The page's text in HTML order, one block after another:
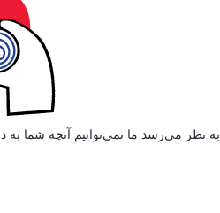
به نظر می‌رسد ما نمی‌توانیم آنچه شما به